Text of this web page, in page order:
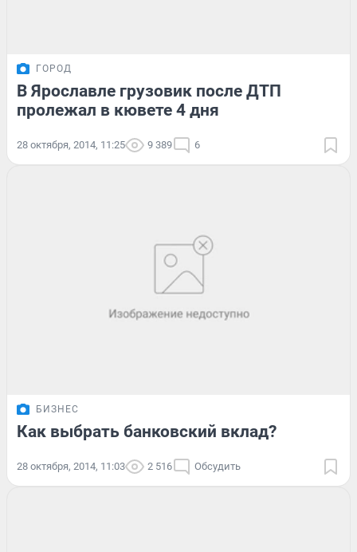
ГОРОД
В Ярославле грузовик после ДТП
пролежал в кювете 4 дня
28 октября, 2014, 11:25 9 389 6
БИЗНЕС
Как выбрать банковский вклад?
28 октября, 2014, 11:03 2 516 Обсудить